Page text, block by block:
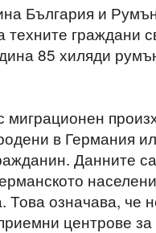
България и
техните граждани
85 хиляди
миграционен
в Германия
Данните
Това означава, че
центрове